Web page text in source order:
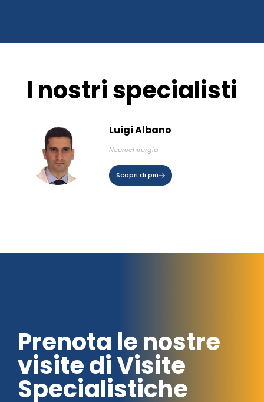
I nostri specialisti
Luigi Albano
Neurochirurgia
Scopri di più
Prenota le nostre
visite di Visite
Specialistiche